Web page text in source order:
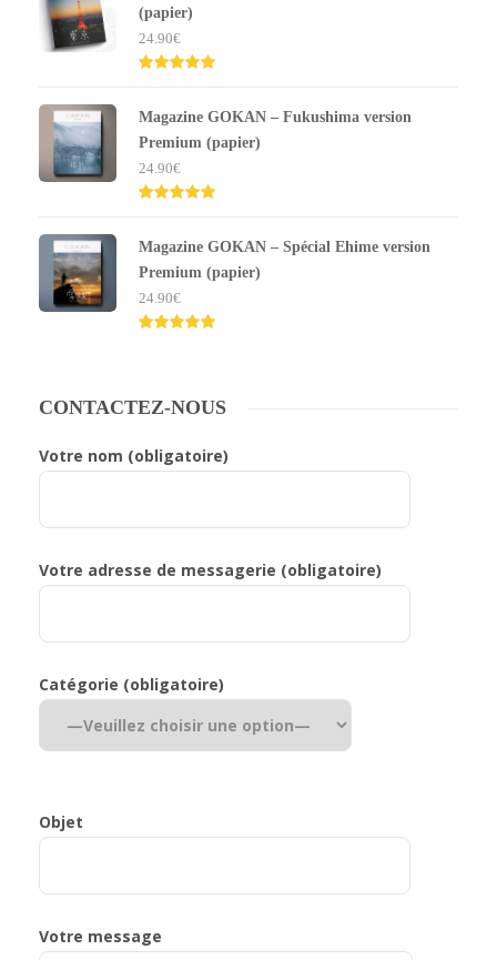
(papier)
24.90€
sur 5
Magazine GOKAN – Fukushima version
Premium (papier)
24.90€
sur 5
Magazine GOKAN – Spécial Ehime version
Premium (papier)
24.90€
CONTACTEZ-NOUS
Votre nom (obligatoire)
Votre adresse de messagerie (obligatoire)
Catégorie (obligatoire)
Objet
Votre message